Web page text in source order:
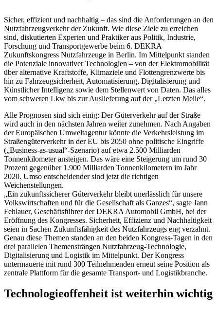
Sicher, effizient und nachhaltig – das sind die Anforderungen an den
Nutzfahrzeugverkehr der Zukunft. Wie diese Ziele zu erreichen
sind, diskutierten Experten und Praktiker aus Politik, Industrie,
Forschung und Transportgewerbe beim 6. DEKRA
Zukunftskongress Nutzfahrzeuge in Berlin. Im Mittelpunkt standen
die Potenziale innovativer Technologien – von der Elektromobilität
über alternative Kraftstoffe, Klimaziele und Flottengrenzwerte bis
hin zu Fahrzeugsicherheit, Automatisierung, Digitalisierung und
Künstlicher Intelligenz sowie dem Stellenwert von Daten. Das alles
vom schweren Lkw bis zur Auslieferung auf der „Letzten Meile“.
Alle Prognosen sind sich einig: Der Güterverkehr auf der Straße
wird auch in den nächsten Jahren weiter zunehmen. Nach Angaben
der Europäischen Umweltagentur könnte die Verkehrsleistung im
Straßengüterverkehr in der EU bis 2050 ohne politische Eingriffe
(„Business-as-usual“-Szenario) auf etwa 2.500 Milliarden
Tonnenkilometer ansteigen. Das wäre eine Steigerung um rund 30
Prozent gegenüber 1.900 Milliarden Tonnenkilometern im Jahr
2020. Umso entscheidender sind jetzt die richtigen
Weichenstellungen.
„Ein zukunftssicherer Güterverkehr bleibt unerlässlich für unsere
Volkswirtschaften und für die Gesellschaft als Ganzes“, sagte Jann
Fehlauer, Geschäftsführer der DEKRA Automobil GmbH, bei der
Eröffnung des Kongresses. Sicherheit, Effizienz und Nachhaltigkeit
seien in Sachen Zukunftsfähigkeit des Nutzfahrzeugs eng verzahnt.
Genau diese Themen standen an den beiden Kongress-Tagen in den
drei parallelen Themensträngen Nutzfahrzeug-Technologie,
Digitalisierung und Logistik im Mittelpunkt. Der Kongress
untermauerte mit rund 300 Teilnehmenden erneut seine Position als
zentrale Plattform für die gesamte Transport- und Logistikbranche.
Technologieoffenheit ist weiterhin wichtig